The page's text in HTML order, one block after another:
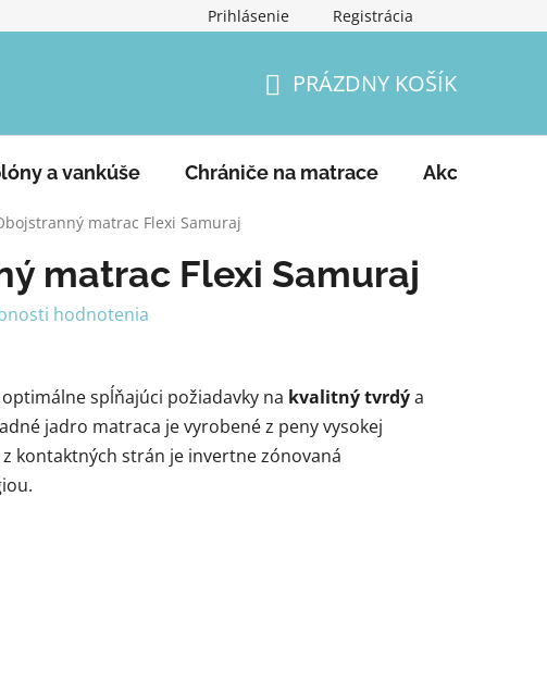
Podmienky ochrany osobných údajov
Prihlásenie Registrácia
KOŠÍK
PRÁZDNY KOŠÍK
a vankúše Chrániče na matrace Akcie
matrac Flexi Samuraj
matrac Flexi Samuraj
hodnotenia
optimálne spĺňajúci požiadavky na kvalitný tvrdýa
jadro matraca je vyrobené z peny vysokej
z kontaktných strán je invertne zónovaná